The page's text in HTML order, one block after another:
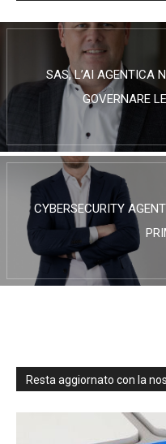
SAS, L’AI AGENTICA
GOVERNARE
CYBERSECURITY
Resta aggiornato con la